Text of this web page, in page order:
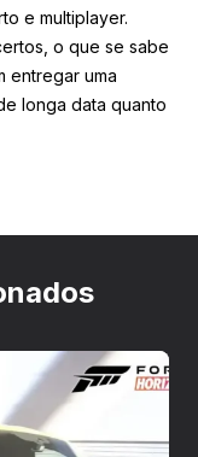
e multiplayer.
o que se sabe
entregar uma
longa data quanto